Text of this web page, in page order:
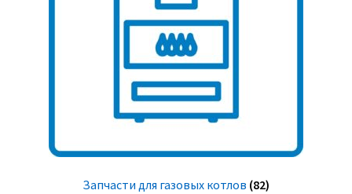
Запчасти для газовых котлов (82)